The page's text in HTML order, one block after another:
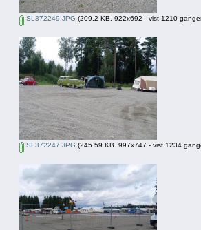
SL372249.JPG (209.2 KB. 922x692 - vist 1210
SL372247.JPG (245.59 KB. 997x747 - vist 1234